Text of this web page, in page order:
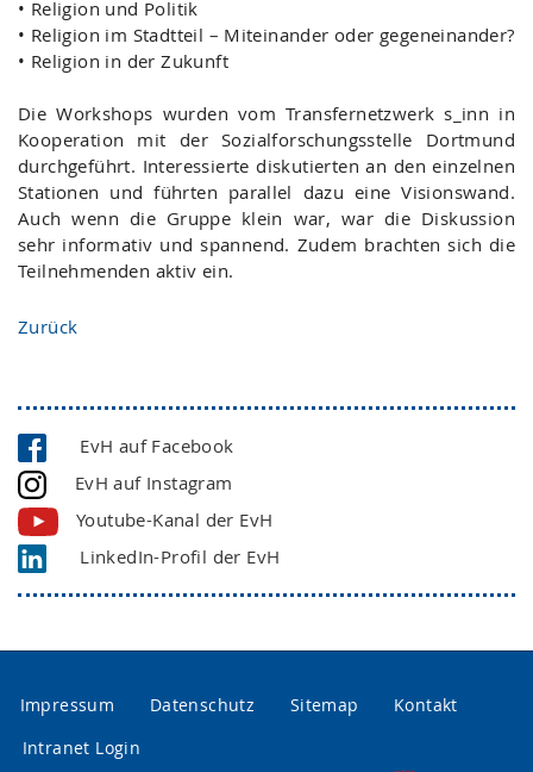
• Religion und Politik
• Religion im Stadtteil – Miteinander oder gegeneinander?
• Religion in der Zukunft
Die Workshops wurden vom Transfernetzwerk s_inn in
Kooperation mit der Sozialforschungsstelle Dortmund
durchgeführt. Interessierte diskutierten an den einzelnen
Stationen und führten parallel dazu eine Visionswand.
Auch wenn die Gruppe klein war, war die Diskussion
sehr informativ und spannend. Zudem brachten sich die
Teilnehmenden aktiv ein.
Zurück
EvH auf Facebook
EvH auf Instagram
Youtube-Kanal der EvH
LinkedIn-Profil der EvH
Impressum Datenschutz Sitemap
Kontakt
Intranet Login